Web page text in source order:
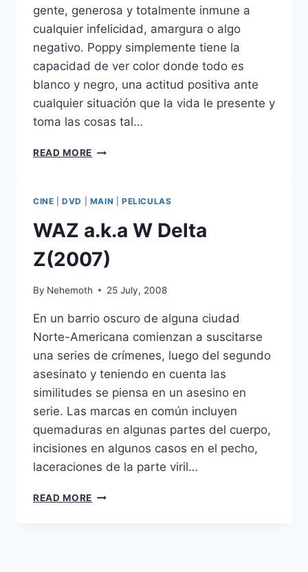
gente, generosa y totalmente inmune a
cualquier infelicidad, amargura o algo
negativo. Poppy simplemente tiene la
capacidad de ver color donde todo es
blanco y negro, una actitud positiva ante
cualquier situación que la vida le presente y
toma las cosas tal…
READ MORE HAPPY
CINE |DVD MAIN PELICULAS
WAZ a.k.a W Delta
Z(2007)
By Nehemoth 25 July, 2008
En un barrio oscuro de alguna ciudad
Norte-Americana comienzan a suscitarse
una series de crímenes, luego del segundo
asesinato y teniendo en cuenta las
similitudes se piensa en un asesino en
serie. Las marcas en común incluyen
quemaduras en algunas partes del cuerpo,
incisiones en algunos casos en el pecho,
laceraciones de la parte viril…
READ MORE WAZ